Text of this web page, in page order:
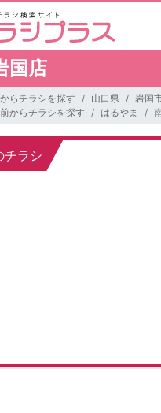
国店
らチラシを探す 山口県 岩国
からチラシを探す はるやま
チラシ